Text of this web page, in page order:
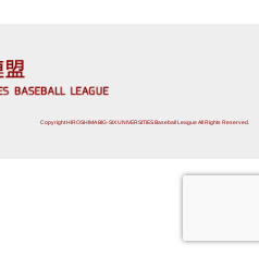
Copyright HIROSHIMA BIG-SIX UNIVERSITIES Baseball League All Rights Reserved.